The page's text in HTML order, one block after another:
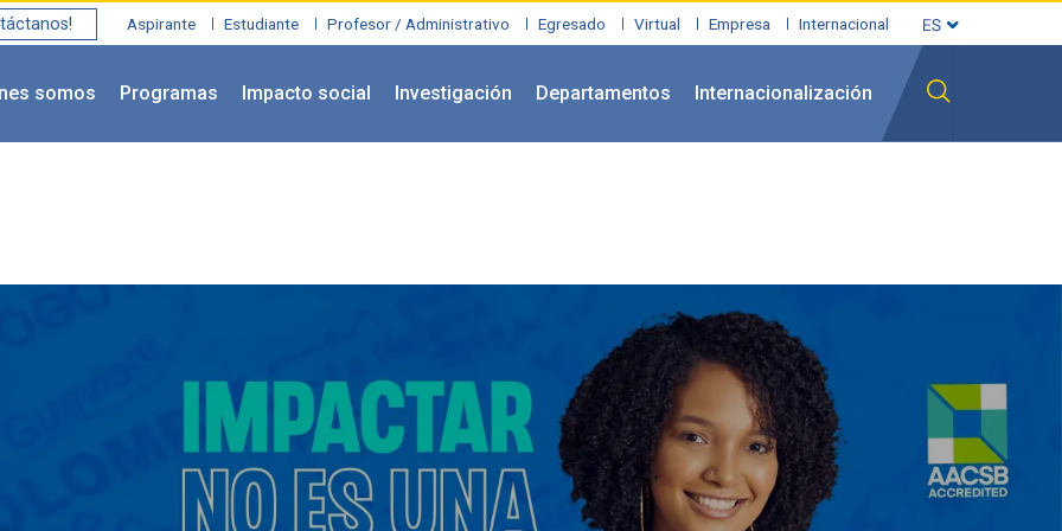
Aspirante Estudiante Profesor / Administrativo Egresado Virtual Empresa Internacional
somos Programas Impacto social Investigación Departamentos Internacionalización